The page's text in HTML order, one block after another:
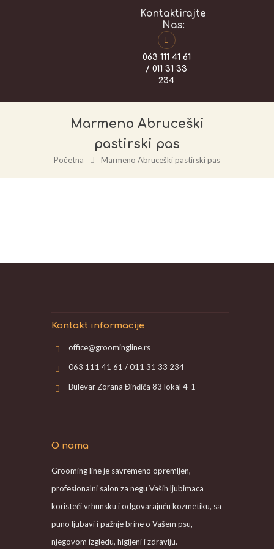
Kontaktirajte
Nas:
063 111 41 61
/ 011 31 33
234
Marmeno Abruceški
pastirski pas
Početna Marmeno Abruceški pastirski pas
Kontakt informacije
office@groomingline.rs
063 111 41 61 / 011 31 33 234
Bulevar Zorana Đinđića 83 lokal 4-1
O nama
Grooming line je savremeno opremljen,
profesionalni salon za negu Vaših ljubimaca
koristeći vrhunsku i odgovarajuću kozmetiku, sa
puno ljubavi i pažnje brine o Vašem psu,
njegovom izgledu, higijeni i zdravlju.